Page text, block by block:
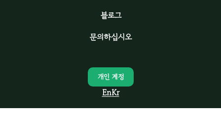
블로그
문의하십시오
개인 계정
EnKr